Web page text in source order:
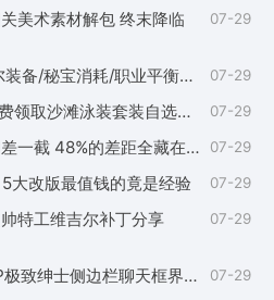
美术素材解包 终末降临 07-29
韩服速报 米歇尔装备/秘宝消耗/职业平衡数值 07-29
8.6版本更新 免费领取沙滩泳装套装自选礼盒 07-29
名望够了伤害却差一截 48%的差距全藏在附魔里 07-29
大改版最值钱的竟是经验 07-29
特工维吉尔补丁分享 07-29
还是老配方 LSP极致绅士侧边栏聊天框界面补丁 07-29